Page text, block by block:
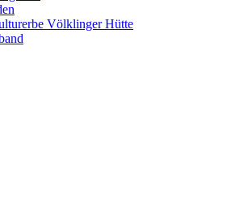
Völklinger Hütte